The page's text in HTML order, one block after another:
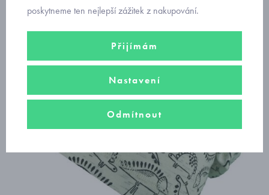
poskytneme ten nejlepší zážitek z nakupování.
Přijímám
Nastavení
Odmítnout